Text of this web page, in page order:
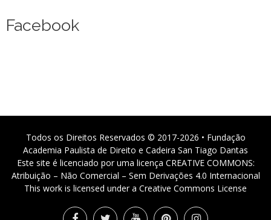
Facebook
Todos os Direitos Reservados © 2017-2026 • Fundação
Academia Paulista de Direito e Cadeira San Tiago Dantas
Este site é licenciado por uma licença CREATIVE COMMONS:
Atribuição – Não Comercial – Sem Derivações 4.0 Internacional
This work is licensed under a Creative Commons License